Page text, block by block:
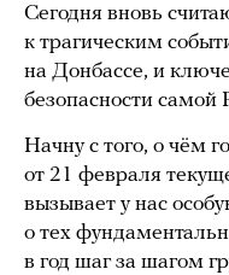
Сегодня вновь
к трагическим
на Донбассе, и
безопасности самой
Начну с того, о чём
от 21 февраля
вызывает у нас
о тех
в год шаг за шагом